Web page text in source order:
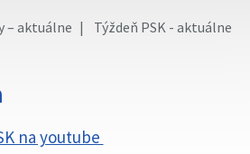
stránku. Zabezpečená stránka
názvom domény webového sídla.
– aktuálne
Týždeň PSK - aktuálne
na youtube